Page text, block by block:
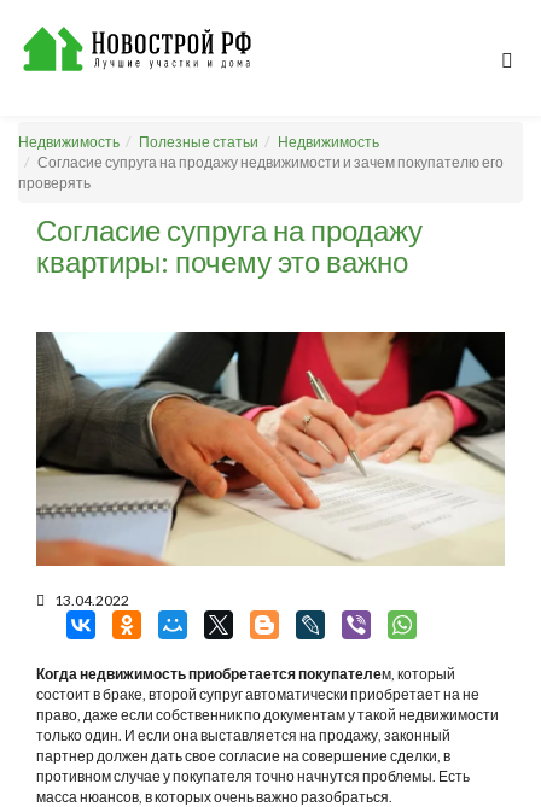
Недвижимость Полезные статьи
Недвижимость
Согласие супруга на продажу недвижимости и зачем покупателю его
проверять
Согласие супруга на продажу
квартиры: почему это важно
13.04.2022
Когда недвижимость приобретается покупателем, который
состоит в браке, второй супруг автоматически приобретает на не
право, даже если собственник по документам у такой недвижимости
только один. И если она выставляется на продажу, законный
партнер должен дать свое согласие на совершение сделки, в
противном случае у покупателя точно начнутся проблемы. Есть
масса нюансов, в которых очень важно разобраться.